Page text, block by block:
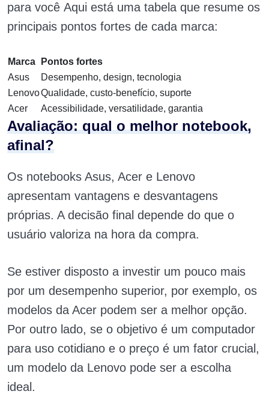
para você Aqui está uma tabela que resume os
principais pontos fortes de cada marca:
Marca
Pontos fortes
Asus
Desempenho, design, tecnologia
LenovoQualidade, custo-benefício, suporte
Acer
Acessibilidade, versatilidade, garantia
Avaliação: qual o melhor notebook,
afinal?
Os notebooks Asus, Acer e Lenovo
apresentam vantagens e desvantagens
próprias. A decisão final depende do que o
usuário valoriza na hora da compra.
Se estiver disposto a investir um pouco mais
por um desempenho superior, por exemplo, os
modelos da Acer podem ser a melhor opção.
Por outro lado, se o objetivo é um computador
para uso cotidiano e o preço é um fator crucial,
um modelo da Lenovo pode ser a escolha
ideal.